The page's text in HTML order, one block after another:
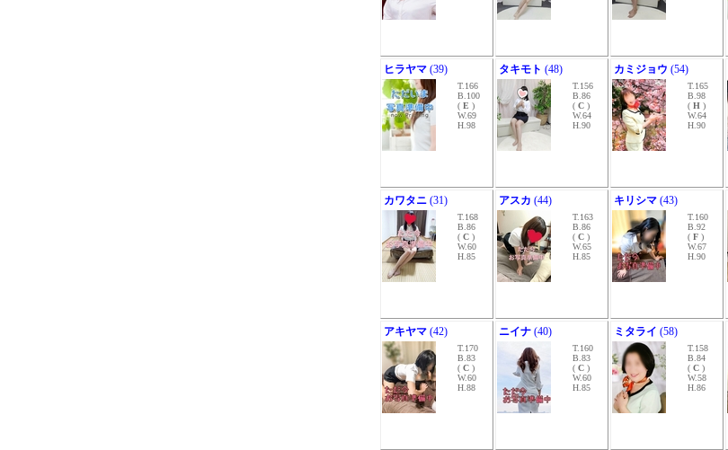
ヒラヤマ (39)
T.166
B.100
( E )
W.69
H.98
タキモト (48)
T.156
B.86
( C )
W.64
H.90
カミジョウ (54)
T.165
B.98
( H )
W.64
H.90
カワタニ (31)
T.168
B.86
( C )
W.60
H.85
アスカ (44)
T.163
B.86
( C )
W.65
H.85
キリシマ (43)
T.160
B.92
( F )
W.67
H.90
アキヤマ (42)
T.170
B.83
( C )
W.60
H.88
ニイナ (40)
T.160
B.83
( C )
W.60
H.85
ミタライ (58)
T.158
B.84
( C )
W.58
H.86